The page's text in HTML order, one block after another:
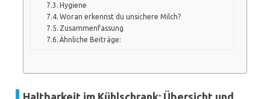
Hygiene
Woran erkennst du unsichere Milch?
Zusammenfassung
Ähnliche Beiträge:
Haltbarkeit im Kühlschrank: Übersicht und